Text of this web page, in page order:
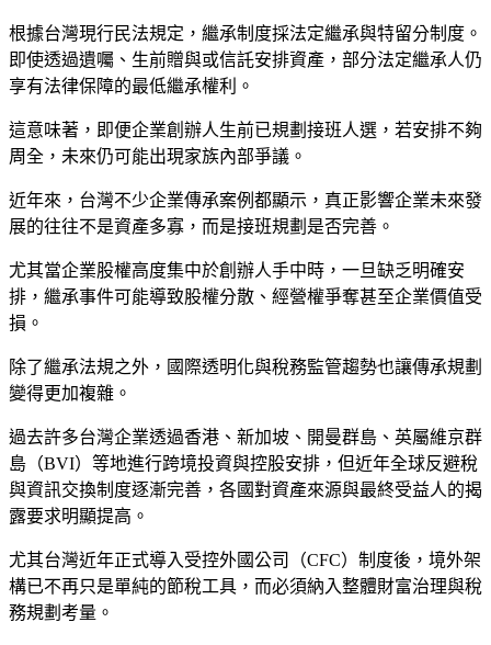
根據台灣現行民法規定，繼承制度採法定繼承與特留分制度。
即使透過遺囑、生前贈與或信託安排資產，部分法定繼承人仍
享有法律保障的最低繼承權利。
這意味著，即便企業創辦人生前已規劃接班人選，若安排不夠
周全，未來仍可能出現家族內部爭議。
近年來，台灣不少企業傳承案例都顯示，真正影響企業未來發
展的往往不是資產多寡，而是接班規劃是否完善。
尤其當企業股權高度集中於創辦人手中時，一旦缺乏明確安
排，繼承事件可能導致股權分散、經營權爭奪甚至企業價值受
損。
除了繼承法規之外，國際透明化與稅務監管趨勢也讓傳承規劃
變得更加複雜。
過去許多台灣企業透過香港、新加坡、開曼群島、英屬維京群
島（BVI）等地進行跨境投資與控股安排，但近年全球反避稅
與資訊交換制度逐漸完善，各國對資產來源與最終受益人的揭
露要求明顯提高。
尤其台灣近年正式導入受控外國公司（CFC）制度後，境外架
構已不再只是單純的節稅工具，而必須納入整體財富治理與稅
務規劃考量。